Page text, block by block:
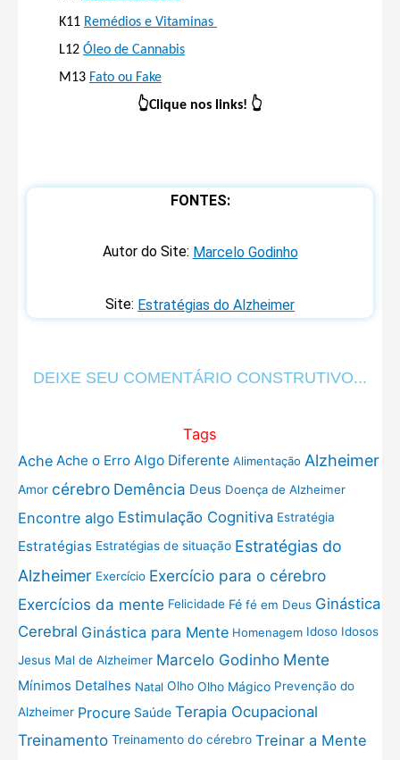
K11 Remédios e Vitaminas
L12 Óleo de Cannabis
M13 Fato ou Fake
👆Clique nos links! 👆
FONTES:
Autor do Site: Marcelo Godinho
Site: Estratégias do Alzheimer
DEIXE SEU COMENTÁRIO CONSTRUTIVO...
Tags
Ache Ache o Erro Algo Diferente Alimentação Alzheimer
Amor cérebro Demência Deus Doença de Alzheimer
Encontre algo Estimulação Cognitiva Estratégia
Estratégias Estratégias de situação Estratégias do
Alzheimer Exercício Exercício para o cérebro
Exercícios da mente Felicidade Fé fé em Deus Ginástica
Cerebral Ginástica para Mente Homenagem Idoso Idosos
Jesus Mal de Alzheimer Marcelo Godinho Mente
Mínimos Detalhes Natal Olho Olho Mágico Prevenção do
Alzheimer Procure Saúde Terapia Ocupacional
Treinamento Treinamento do cérebro Treinar a Mente